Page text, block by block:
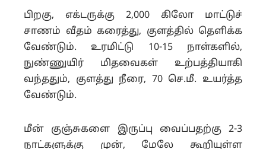
பிறகு, எக்டருக்கு 2,000 கிலோ மாட்டுச்
சாணம் வீதம் கரைத்து, குளத்தில் தெளிக்க
வேண்டும். உரமிட்டு 10-15 நாள்களில்,
நுண்ணுயிர் மிதவைகள் உற்பத்தியாகி
வந்ததும், குளத்து நீரை, 70 செ.மீ. உயர்த்த
வேண்டும்.
மீன் குஞ்சுகளை இருப்பு வைப்பதற்கு 2-3
நாட்களுக்கு முன், மேலே கூறியுள்ள